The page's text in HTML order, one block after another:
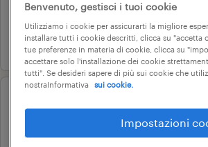
22.000 € - 28.000 € annuale
15 luglio 2026
operaio cnc 2 turni (m/f/
Benvenuto, gestisci i tuoi cookie
Utilizziamo i cookie per assicurarti la migliore
installare tutti i cookie descritti, clicca su "accetta
tue preferenze in materia di cookie, clicca su
accettare solo l'installazione dei cookie
tutti". Se desideri sapere di più sui cookie che
nostraInformativa
sui cookie.
Impostazioni